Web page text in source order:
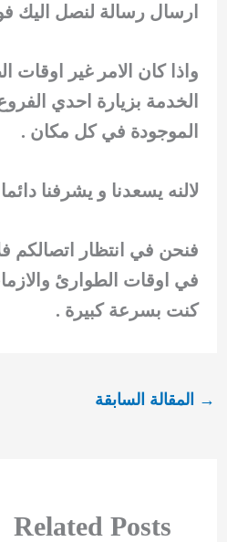
ارسال رسالة لنصل اليك
واذا كان الامر غير
الخدمة بزيارة احدي الفروع
الموجودة في كل مكان .
لالنه يسعدنا و يشرفنا
فنحن في انتظار اتصالكم
في اوقات الطوارئ
كنت بسرعة كبيرة .
→ المقالة السابقة
Related Posts